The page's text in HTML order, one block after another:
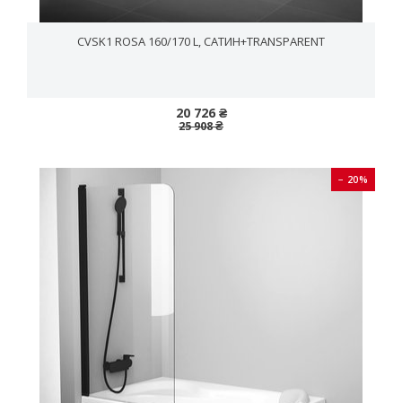
CVSK1 ROSA 160/170 L, САТИН+TRANSPARENT
20 726 ₴
25 908 ₴
− 20%